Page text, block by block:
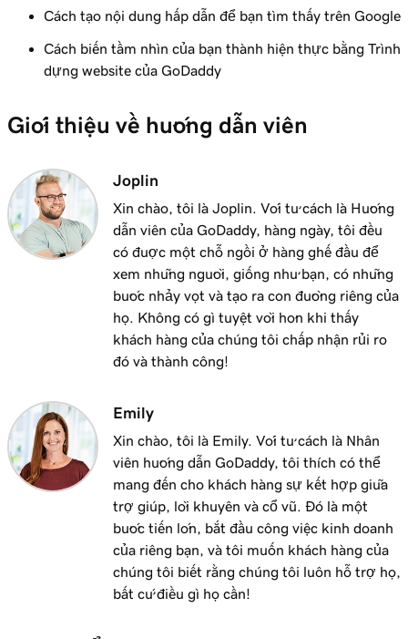
nhóm phần
Bài học 9 (trong số 23)
Chỉnh sửa các yếu tố hình ảnh trong tiêu đề
Bài học 10 (trong số 23)
Marketing
Bài học 11 (trong số 23)
Thêm biểu ngữ khuyến mại vào website của
2m 18s
Bài học 12 (trong số 23)
Chỉnh sửa nút thao tác trong tiêu đề trang
web của tôi
2m 15s
Thêm logo vào tiêu đề của tôi trong Websites
+ Marketing
Bài học 14 (trong số 23)
Sử dụng video làm phương tiện trang bìa
trong Websites + Marketing
1m 54s
Bài học 15 (trong số 23)
Sử dụng trình chiếu làm phương tiện trang
bìa trong Websites + Marketing
3m 22s
Cách tạo nội dung hấp dẫn để bạn tìm thấy trên Google
Cách biến tầm nhìn của bạn thành hiện thực bằng Trình
dựng website của GoDaddy
Giới thiệu về hướng dẫn viên
Joplin
Xin chào, tôi là Joplin. Với tư cách là Hướng
dẫn viên của GoDaddy, hàng ngày, tôi đều
có được một chỗ ngồi ở hàng ghế đầu để
xem những người, giống như bạn, có những
bước nhảy vọt và tạo ra con đường riêng của
họ. Không có gì tuyệt vời hơn khi thấy
khách hàng của chúng tôi chấp nhận rủi ro
đó và thành công!
Emily
Xin chào, tôi là Emily. Với tư cách là Nhân
viên hướng dẫn GoDaddy, tôi thích có thể
mang đến cho khách hàng sự kết hợp giữa
trợ giúp, lời khuyên và cổ vũ. Đó là một
bước tiến lớn, bắt đầu công việc kinh doanh
của riêng bạn, và tôi muốn khách hàng của
chúng tôi biết rằng chúng tôi luôn hỗ trợ họ,
bất cứ điều gì họ cần!